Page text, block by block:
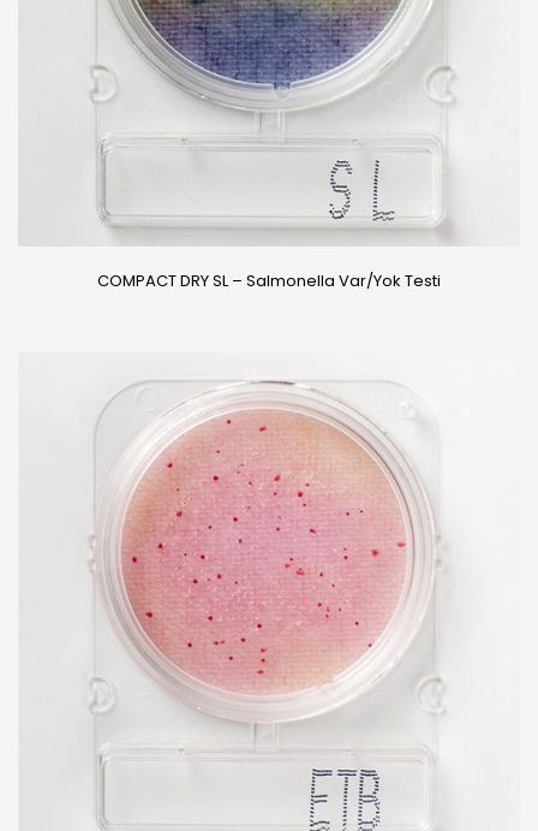
COMPACT DRY SL – Salmonella Var/Yok Testi